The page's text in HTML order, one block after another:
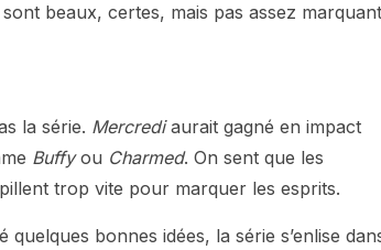
beaux, certes, mais pas assez
la série. Mercrediaurait gagné en impact
Buffyou Charmed. On sent que les
trop vite pour marquer les esprits.
bonnes idées, la série s’enlise